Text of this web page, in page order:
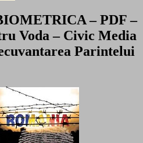
– PDF –
Voda – Civic Media
Parintelui